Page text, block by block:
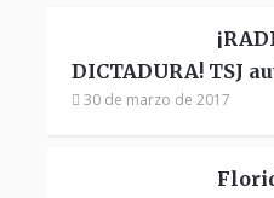
DICTADURA! TSJ
30 de marzo de 2017